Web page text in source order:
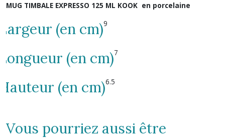
MUG TIMBALE EXPRESSO 125 ML KOOK en porcelaine
(en cm)9
(en cm)7
(en cm)6.5
Vous pourriez aussi être